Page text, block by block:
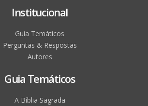
Institucional
Guia Temáticos
Perguntas & Respostas
Autores
Guia Temáticos
A Bíblia Sagrada